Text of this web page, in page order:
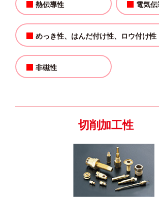
熱伝導性 電気
めっき性、はんだ付け性、ロウ付け性
非磁性
切削加工性